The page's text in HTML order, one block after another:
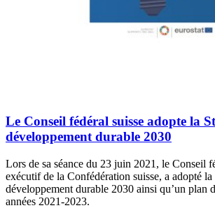
Le Conseil fédéral suisse adopte la
développement durable 2030
Lors de sa séance du 23 juin 2021, le Conseil
exécutif de la Confédération suisse, a adopté
développement durable 2030 ainsi qu’un plan
années 2021-2023.